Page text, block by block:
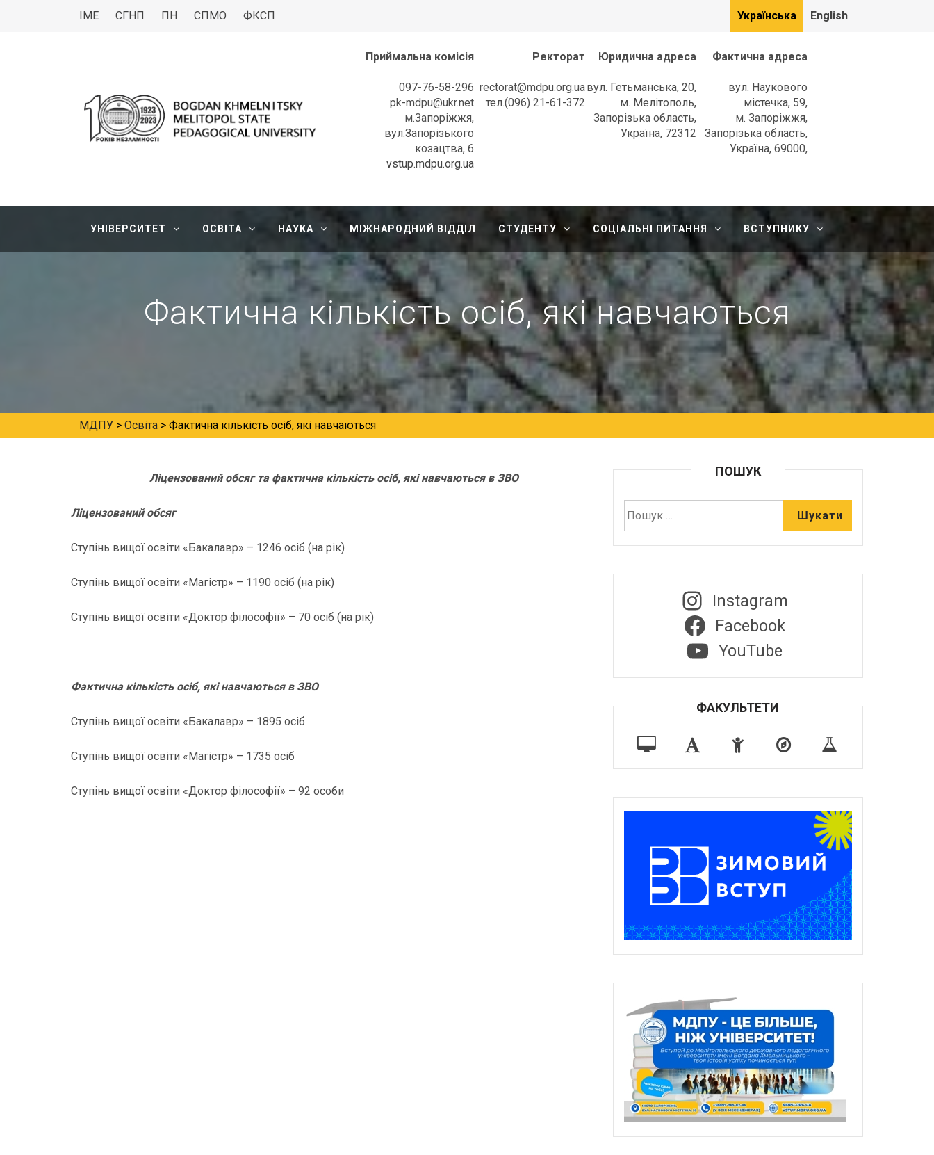
ІМЕ СГНП ПН СПМО ФКСП Українська English
МДПУ
Приймальна комісія
097-76-58-296
pk-mdpu@ukr.net
м.Запоріжжя,
вул.Запорізького
козацтва, 6
vstup.mdpu.org.ua
Ректорат
rectorat@mdpu.org.ua
тел.(096) 21-61-372
Юридична адреса
вул. Гетьманська, 20,
м. Мелітополь,
Запорізька область,
Україна, 72312
Фактична адреса
вул. Наукового
містечка, 59,
м. Запоріжжя,
Запорізька область,
Україна, 69000,
УНІВЕРСИТЕТ ОСВІТА НАУКА МІЖНАРОДНИЙ ВІДДІЛ СТУДЕНТУ СОЦІАЛЬНІ ПИТАННЯ ВСТУПНИКУ
Фактична кількість осіб, які навчаються
МДПУ > Освіта > Фактична кількість осіб, які навчаються
Ліцензований обсяг та фактична кількість осіб, які навчаються в ЗВО
Ліцензований обсяг
Ступінь вищої освіти «Бакалавр» – 1246 осіб (на рік)
Ступінь вищої освіти «Магістр» – 1190 осіб (на рік)
Ступінь вищої освіти «Доктор філософії» – 70 осіб (на рік)
Фактична кількість осіб, які навчаються в ЗВО
Ступінь вищої освіти «Бакалавр» – 1895 осіб
Ступінь вищої освіти «Магістр» – 1735 осіб
Ступінь вищої освіти «Доктор філософії» – 92 особи
ПОШУК
Instagram
Facebook
YouTube
ФАКУЛЬТЕТИ